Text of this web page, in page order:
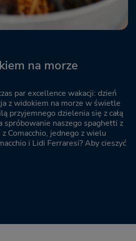
na morze
par excellence wakacji: dzień
z widokiem na morze w świetle
przyjemnego dzielenia się z całą
spróbowanie naszego spaghetti z
Comacchio, jednego z wielu
i Lidi Ferraresi? Aby cieszyć